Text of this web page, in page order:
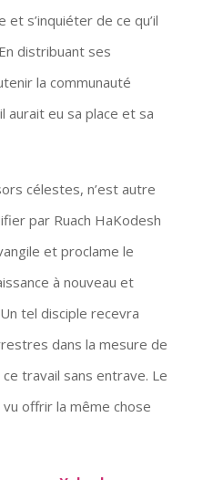
s’inquiéter de ce qu’il
distribuant ses
la communauté
aurait eu sa place et sa
célestes, n’est autre
par Ruach HaKodesh
et proclame le
à nouveau et
tel disciple recevra
dans la mesure de
travail sans entrave. Le
offrir la même chose